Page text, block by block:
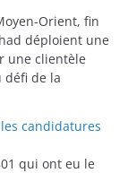
Orient, fin
déploient une
une clientèle
défi de la
candidatures
qui ont eu le